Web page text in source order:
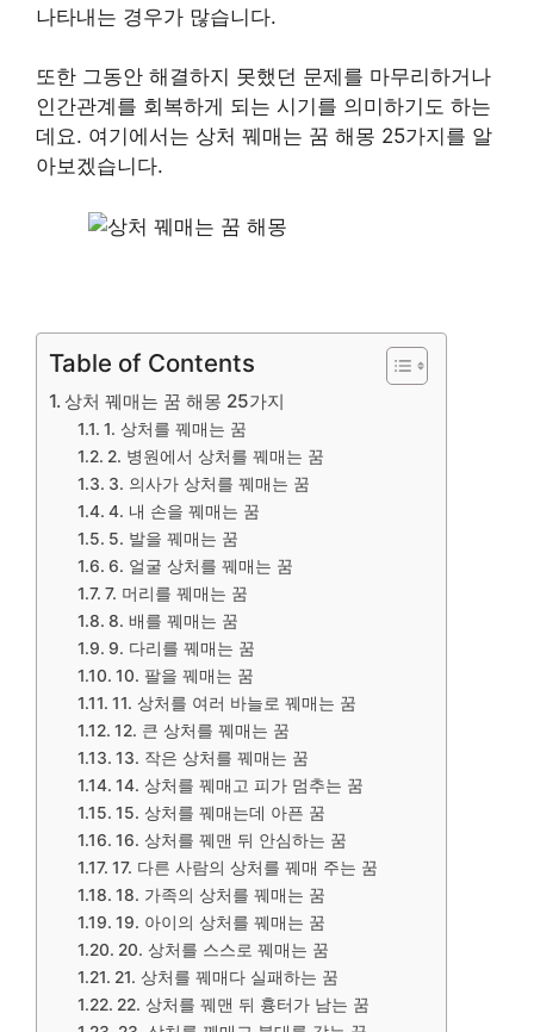
나타내는 경우가 많습니다.
또한 그동안 해결하지 못했던 문제를 마무리하거나
인간관계를 회복하게 되는 시기를 의미하기도 하는
데요. 여기에서는 상처 꿰매는 꿈 해몽 25가지를 알
아보겠습니다.
Table of Contents
상처 꿰매는 꿈 해몽 25가지
1. 상처를 꿰매는 꿈
2. 병원에서 상처를 꿰매는 꿈
3. 의사가 상처를 꿰매는 꿈
4. 내 손을 꿰매는 꿈
5. 발을 꿰매는 꿈
6. 얼굴 상처를 꿰매는 꿈
7. 머리를 꿰매는 꿈
8. 배를 꿰매는 꿈
9. 다리를 꿰매는 꿈
10. 팔을 꿰매는 꿈
11. 상처를 여러 바늘로 꿰매는 꿈
12. 큰 상처를 꿰매는 꿈
13. 작은 상처를 꿰매는 꿈
14. 상처를 꿰매고 피가 멈추는 꿈
15. 상처를 꿰매는데 아픈 꿈
16. 상처를 꿰맨 뒤 안심하는 꿈
17. 다른 사람의 상처를 꿰매 주는 꿈
18. 가족의 상처를 꿰매는 꿈
19. 아이의 상처를 꿰매는 꿈
20. 상처를 스스로 꿰매는 꿈
21. 상처를 꿰매다 실패하는 꿈
22. 상처를 꿰맨 뒤 흉터가 남는 꿈